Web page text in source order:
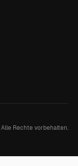
Alle Rechte vorbehalten.